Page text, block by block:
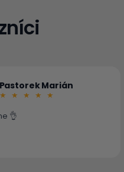
Pastorek Marián
👌